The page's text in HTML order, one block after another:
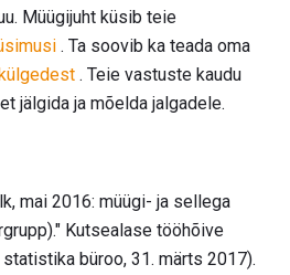
Müügijuht küsib teie
. Ta soovib ka teada oma
. Teie vastuste kaudu
jälgida ja mõelda jalgadele.
mai 2016: müügi- ja sellega
Kutsealase tööhõive
büroo, 31. märts 2017).